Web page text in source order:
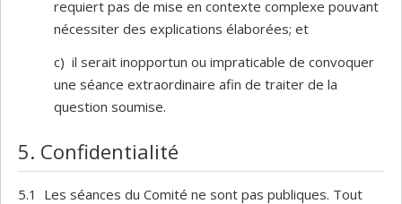
requiert pas de mise en contexte complexe pouvant
nécessiter des explications élaborées; et
c) il serait inopportun ou impraticable de convoquer
une séance extraordinaire afin de traiter de la
question soumise.
5. Confidentialité
5.1 Les séances du Comité ne sont pas publiques. Tout